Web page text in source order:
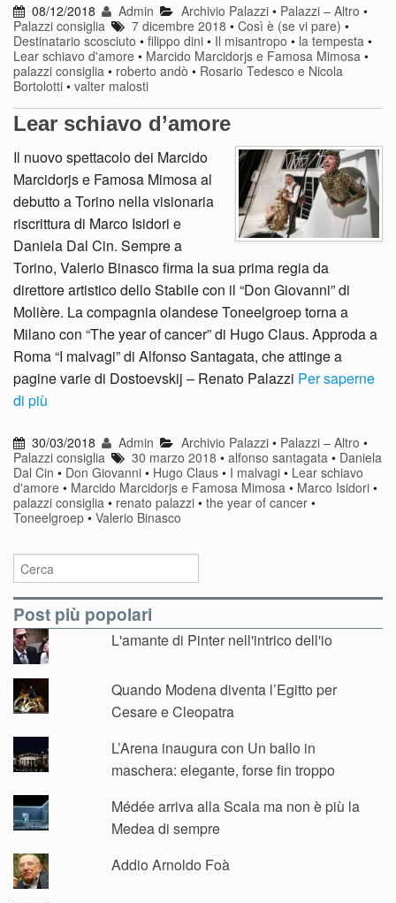
08/12/2018 Admin Archivio Palazzi• Palazzi – Altro •
Palazzi consiglia
7 dicembre 2018 •Così è (se vi pare) •
Destinatario scosciuto • filippo dini • Il misantropo • la tempesta •
Lear schiavo d'amore • Marcido Marcidorjs e Famosa Mimosa •
palazzi consiglia • roberto andò • Rosario Tedesco e Nicola
Bortolotti • valter malosti
Lear schiavo d’amore
Il nuovo spettacolo dei Marcido
Marcidorjs e Famosa Mimosa al
debutto a Torino nella visionaria
riscrittura di Marco Isidori e
Daniela Dal Cin. Sempre a
Torino, Valerio Binasco firma la sua prima regia da
direttore artistico dello Stabile con il “Don Giovanni” di
Molière. La compagnia olandese Toneelgroep torna a
Milano con “The year of cancer” di Hugo Claus. Approda a
Roma “I malvagi” di Alfonso Santagata, che attinge a
pagine varie di Dostoevskij – Renato Palazzi Per saperne
di più
30/03/2018 Admin Archivio Palazzi• Palazzi – Altro •
Palazzi consiglia
30 marzo 2018 •alfonso santagata • Daniela
Dal Cin • Don Giovanni • Hugo Claus • I malvagi • Lear schiavo
d'amore • Marcido Marcidorjs e Famosa Mimosa • Marco Isidori •
palazzi consiglia • renato palazzi • the year of cancer •
Toneelgroep • Valerio Binasco
Post più popolari
L'amante di Pinter nell'intrico dell'io
Quando Modena diventa l’Egitto per
Cesare e Cleopatra
L’Arena inaugura con Un ballo in
maschera: elegante, forse fin troppo
Médée arriva alla Scala ma non è più la
Medea di sempre
Addio Arnoldo Foà